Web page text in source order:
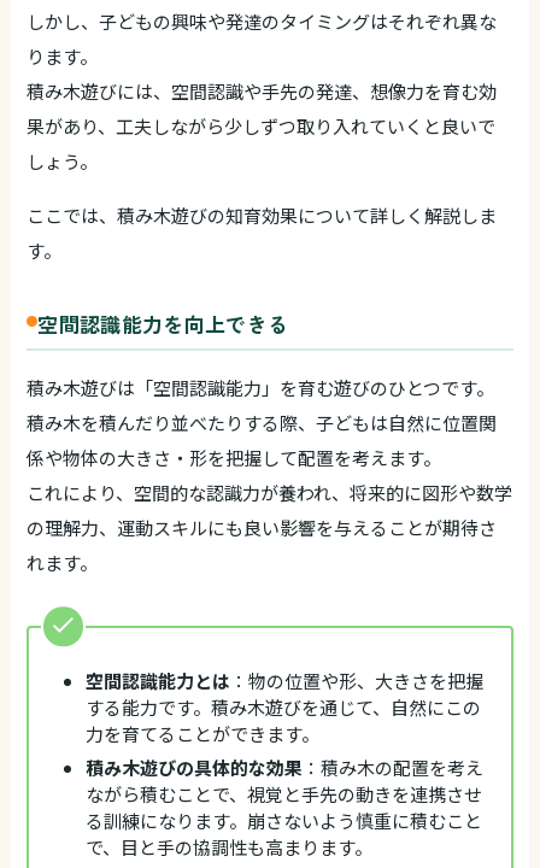
しかし、子どもの興味や発達のタイミングはそれぞれ異な
ります。
積み木遊びには、空間認識や手先の発達、想像力を育む効
果があり、工夫しながら少しずつ取り入れていくと良いで
しょう。
ここでは、積み木遊びの知育効果について詳しく解説しま
す。
空間認識能力を向上できる
積み木遊びは「空間認識能力」を育む遊びのひとつです。
積み木を積んだり並べたりする際、子どもは自然に位置関
係や物体の大きさ・形を把握して配置を考えます。
これにより、空間的な認識力が養われ、将来的に図形や数学
の理解力、運動スキルにも良い影響を与えることが期待さ
れます。
空間認識能力とは ：物の位置や形、大きさを把握
する能力です。積み木遊びを通じて、自然にこの
力を育てることができます。
積み木遊びの具体的な効果 ：積み木の配置を考え
ながら積むことで、視覚と手先の動きを連携させ
る訓練になります。崩さないよう慎重に積むこと
で、目と手の協調性も高まります。